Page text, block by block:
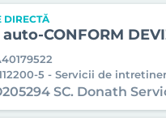
DIRECTĂ
CONFORM
5 - Servicii de
SC. Donath